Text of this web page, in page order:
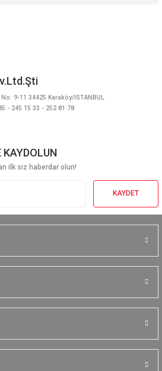
9-11 34425 Karaköy/İSTANBUL
- 245 15 33 - 252 81 78
KAYDOLUN
ilk siz haberdar olun!
KAYDET